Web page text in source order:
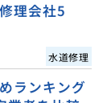
理会社5
水道修理
ランキング